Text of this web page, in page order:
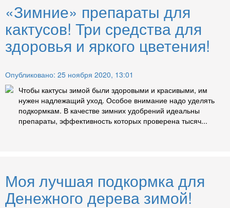
«Зимние» препараты для
кактусов! Три средства для
здоровья и яркого цветения!
Опубликовано: 25 ноября 2020, 13:01
Чтобы кактусы зимой были здоровыми и красивыми, им
нужен надлежащий уход. Особое внимание надо уделять
подкормкам. В качестве зимних удобрений идеальны
препараты, эффективность которых проверена тысяч...
Моя лучшая подкормка для
Денежного дерева зимой!